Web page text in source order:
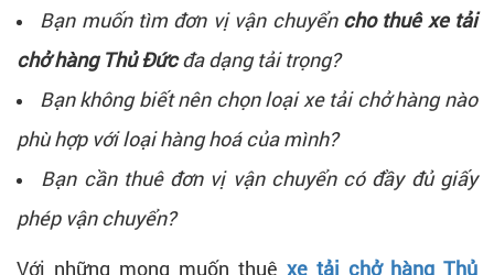
Bạn muốn tìm đơn vị vận chuyển cho thuê xe tải
chở hàng Thủ Đứcđa dạng tải trọng?
Bạn không biết nên chọn loại xe tải chở hàng nào
phù hợp với loại hàng hoá của mình?
Bạn cần thuê đơn vị vận chuyển có đầy đủ giấy
phép vận chuyển?
Với những mong muốn thuê xe tải chở hàng Thủ